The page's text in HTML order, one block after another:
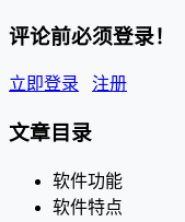
评论前必须登录！
立即登录 注册
文章目录
软件功能
软件特点